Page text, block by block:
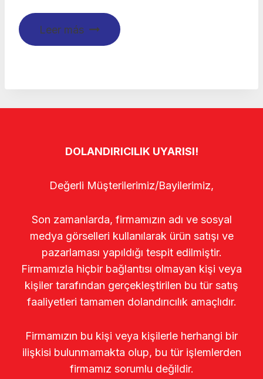
Leer más
DOLANDIRICILIK UYARISI!
Değerli Müşterilerimiz/Bayilerimiz,
Son zamanlarda, firmamızın adı ve sosyal
medya görselleri kullanılarak ürün satışı ve
pazarlaması yapıldığı tespit edilmiştir.
Firmamızla hiçbir bağlantısı olmayan kişi veya
kişiler tarafından gerçekleştirilen bu tür satış
faaliyetleri tamamen dolandırıcılık amaçlıdır.
Firmamızın bu kişi veya kişilerle herhangi bir
ilişkisi bulunmamakta olup, bu tür işlemlerden
firmamız sorumlu değildir.